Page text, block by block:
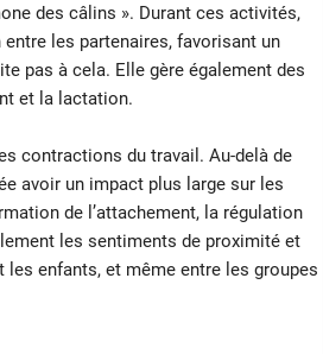
des câlins ». Durant ces activités,
les partenaires, favorisant un
pas à cela. Elle gère également des
et la lactation.
contractions du travail. Au-delà de
avoir un impact plus large sur les
de l’attachement, la régulation
les sentiments de proximité et
les enfants, et même entre les groupes